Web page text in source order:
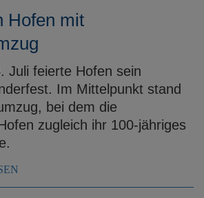
Hofen mit
Juli feierte Hofen sein
Im Mittelpunkt stand
bei dem die
zugleich ihr 100-jähriges